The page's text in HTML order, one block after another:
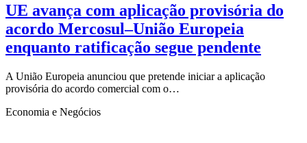
UE avança com aplicação provisória do
acordo Mercosul–União Europeia
enquanto ratificação segue pendente
A União Europeia anunciou que pretende iniciar a aplicação
provisória do acordo comercial com o…
Economia e Negócios